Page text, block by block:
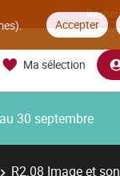
Accepter
Ma sélection
30 septembre
R2.08 Image et son